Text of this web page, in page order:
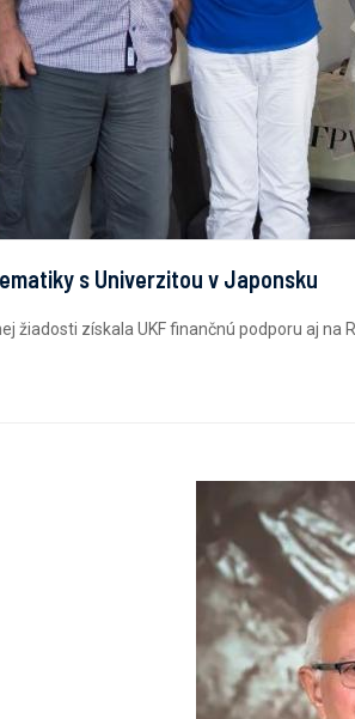
s Univerzitou v Japonsku
žiadosti získala UKF finančnú podporu aj na